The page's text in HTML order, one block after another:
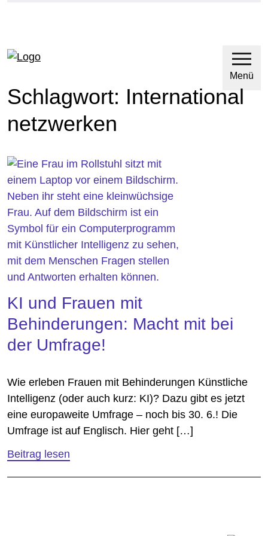
Menü
Schlagwort: International
netzwerken
KI und Frauen mit
Behinderungen: Macht mit bei
der Umfrage!
Wie erleben Frauen mit Behinderungen Künstliche
Intelligenz (oder auch kurz: KI)? Dazu gibt es jetzt
eine europaweite Umfrage – noch bis 30. 6.! Die
Umfrage ist auf Englisch. Hier geht […]
Beitrag lesen